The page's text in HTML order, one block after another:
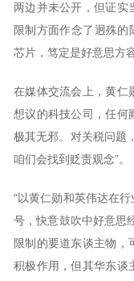
两边并未公开，但证实
限制方面作念了迥殊
芯片，笃定是好意思方
在媒体交流会上，黄仁
想议的科技公司，任何
极其无邪。对关税问题
咱们会找到贬责观念”。
“以黄仁勋和英伟达在
号，快意鼓吹中好意思
限制的要道东谈主物，
积极作用，但其华东谈